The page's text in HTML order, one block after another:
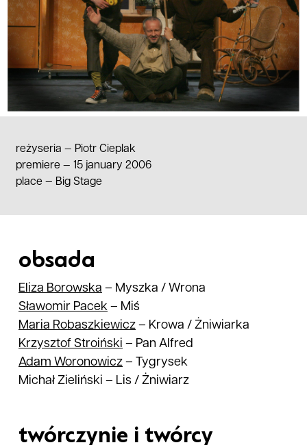
reżyseria — Piotr Cieplak
premiere — 15 january 2006
place — Big Stage
obsada
Eliza Borowska – Myszka / Wrona
Sławomir Pacek – Miś
Maria Robaszkiewicz – Krowa / Żniwiarka
Krzysztof Stroiński – Pan Alfred
Adam Woronowicz – Tygrysek
Michał Zieliński – Lis / Żniwiarz
twórczynie i twórcy